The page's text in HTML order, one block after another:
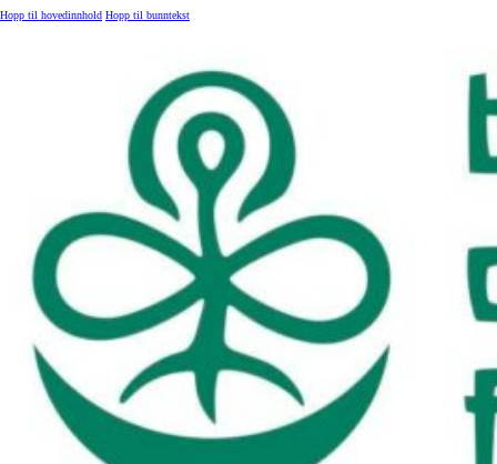
Hopp til hovedinnhold Hopp til bunntekst